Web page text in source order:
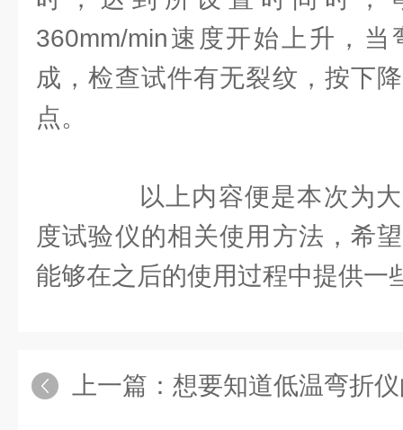
360mm/min速度开始上升，
成，检查试件有无裂纹，按下
点。
以上内容便是本次为大
度试验仪的相关使用方法，希
能够在之后的使用过程中提供一
上一篇： 想要知道低温弯折仪的